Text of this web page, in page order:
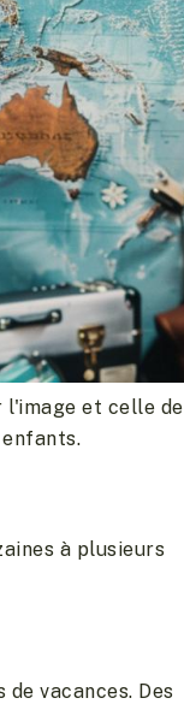
l'image et celle de
à plusieurs
vacances. Des